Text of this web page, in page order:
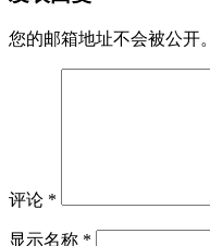
您的邮箱地址不会被公开。
评论 *
显示名称 *